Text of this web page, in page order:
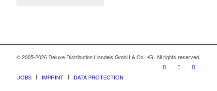
© 2005-2026 Deluxe Distribution Handels GmbH & Co. KG. All rights reserved,
JOBS IMPRINT DATA PROTECTION